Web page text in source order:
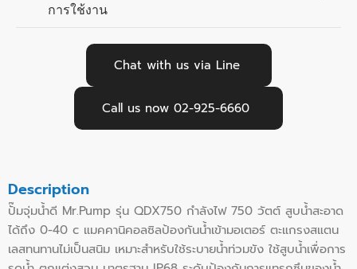
การใช้งาน
Chat with us via Line
Call us now 02-925-6660
Description
ปั๊มจุ่มน้ำดี Mr.Pump รุ่น QDX750 กำลังไฟ 750 วัตต์ สูบน้ำสะอาด
ได้ถึง 0-40 c แมคคานิคอลซิลป้องกันน้ำเข้ามอเตอร์ ตะแกรงสแตน
เลสทนทานไม่เป็นสนิม เหมาะสำหรับใช้ระบายน้ำท่วมขัง ใช้สูบน้ำเพื่อการ